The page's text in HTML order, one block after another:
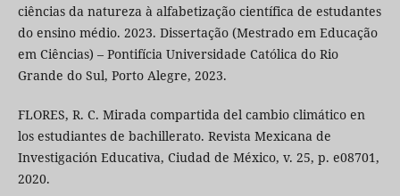
ciências da natureza à alfabetização científica de estudantes
do ensino médio. 2023. Dissertação (Mestrado em Educação
em Ciências) – Pontifícia Universidade Católica do Rio
Grande do Sul, Porto Alegre, 2023.
FLORES, R. C. Mirada compartida del cambio climático en
los estudiantes de bachillerato. Revista Mexicana de
Investigación Educativa, Ciudad de México, v. 25, p. e08701,
2020.